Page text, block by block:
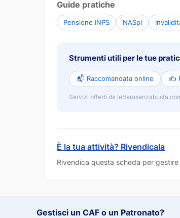
Guide pratiche
Pensione INPS NASpI
Strumenti utili per le tue
📬 Raccomandata online ✍️
Servizi offerti da
È la tua attività? Rivendicala
Rivendica questa scheda per
Gestisci un CAF o un Patronato?